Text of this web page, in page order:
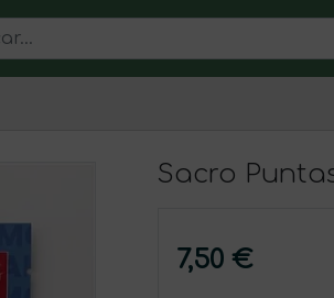
Sacro
7,50 €